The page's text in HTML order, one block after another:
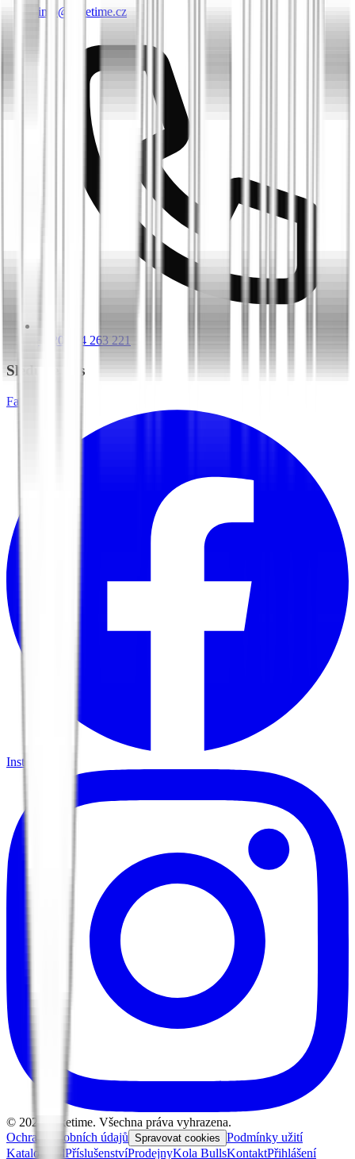
info@biketime.cz
+420 604 263 221
Sledujte nás
Facebook
Instagram
© 2026
Biketime. Všechna práva vyhrazena.
Ochrana osobních údajů Spravovat cookies Podmínky užití
Katalog kolPříslušenstvíProdejnyKola BullsKontaktPřihlášení